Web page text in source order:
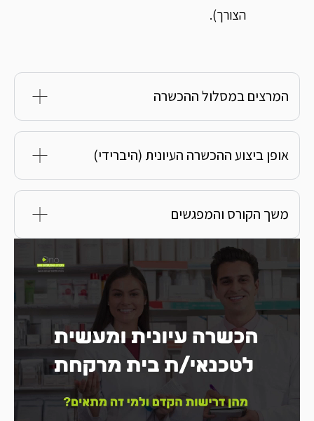
הצורך).
במסלול ההכשרה
ביצוע ההכשרה העיונית (היברידי)
הקורס והמפגשים